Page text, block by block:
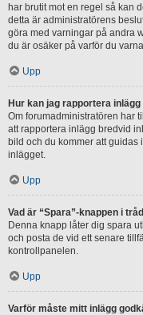
har brutit mot en regel så kan
detta är administratörens
göra med varningar på andra
du är osäker på varför du
Upp
Hur kan jag rapportera
Om forumadministratören har
att rapportera inlägg bredvid
bild och du kommer att guidas
inlägget.
Upp
Vad är “Spara”-knappen i
Denna knapp låter dig spara
och posta de vid ett senare
kontrollpanelen.
Upp
Varför måste mitt inlägg